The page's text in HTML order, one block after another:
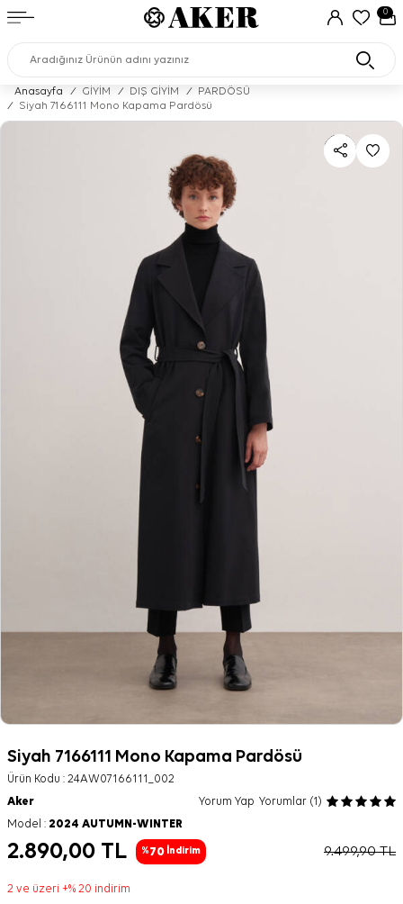
0
Anasayfa / GİYİM / DIŞ GİYİM /
PARDÖSÜ
/
Siyah 7166111 Mono Kapama Pardösü
Siyah 7166111 Mono Kapama Pardösü
Ürün Kodu : 24AW07166111_002
Aker
Yorum Yap Yorumlar (1)
Model : 2024 AUTUMN-WINTER
2.890,00 TL %70 İndirim 9.499,90TL
2 ve üzeri +% 20 indirim